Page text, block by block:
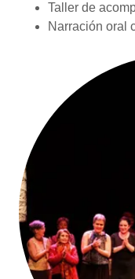
Taller de
Narración oral